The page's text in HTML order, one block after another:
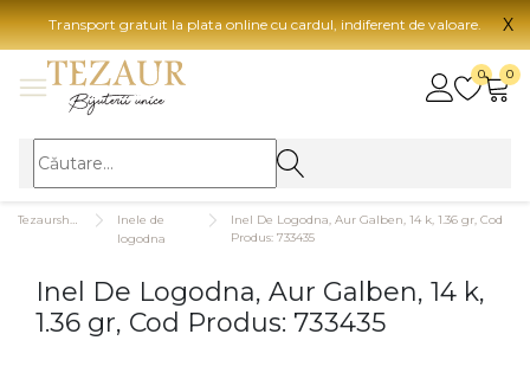
Transport gratuit la plata online cu cardul, indiferent de valoare. X
0 0
BIJUTERII
BIJUTERII FEMEI
Inele
Bratari
Inele de
logodna
Inel De Logodna, Aur Galben, 14 k, 1.36 gr, Cod
Produs: 733435
Inel De Logodna, Aur Galben, 14 k,
1.36 gr, Cod Produs: 733435